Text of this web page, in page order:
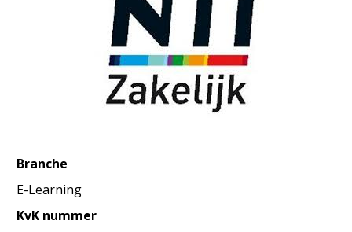
Branche
E-Learning
KvK nummer